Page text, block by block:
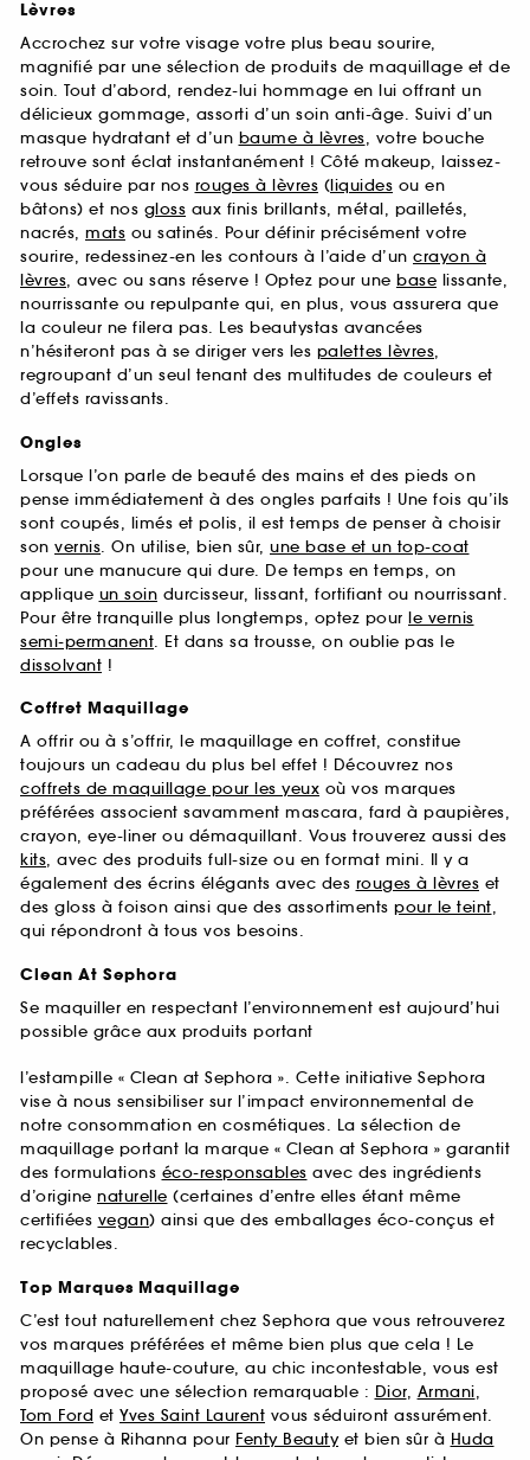
Lèvres
Accrochez sur votre visage votre plus beau sourire,
magnifié par une sélection de produits de maquillage et de
soin. Tout d’abord, rendez-lui hommage en lui offrant un
délicieux gommage, assorti d’un soin anti-âge. Suivi d’un
masque hydratant et d’un baume à lèvres, votre bouche
retrouve sont éclat instantanément ! Côté makeup, laissez-
vous séduire par nos rouges à lèvres (liquides ou en
bâtons) et nos gloss aux finis brillants, métal, pailletés,
nacrés, mats ou satinés. Pour définir précisément votre
sourire, redessinez-en les contours à l’aide d’un crayon à
lèvres, avec ou sans réserve ! Optez pour une base lissante,
nourrissante ou repulpante qui, en plus, vous assurera que
la couleur ne filera pas. Les beautystas avancées
n’hésiteront pas à se diriger vers les palettes lèvres,
regroupant d’un seul tenant des multitudes de couleurs et
d’effets ravissants.
Ongles
Lorsque l’on parle de beauté des mains et des pieds on
pense immédiatement à des ongles parfaits ! Une fois qu’ils
sont coupés, limés et polis, il est temps de penser à choisir
son vernis. On utilise, bien sûr, une base et un top-coat
pour une manucure qui dure. De temps en temps, on
applique un soin durcisseur, lissant, fortifiant ou nourrissant.
Pour être tranquille plus longtemps, optez pour le vernis
semi-permanent. Et dans sa trousse, on oublie pas le
dissolvant !
Coffret Maquillage
A offrir ou à s’offrir, le maquillage en coffret, constitue
toujours un cadeau du plus bel effet ! Découvrez nos
coffrets de maquillage pour les yeux où vos marques
préférées associent savamment mascara, fard à paupières,
crayon, eye-liner ou démaquillant. Vous trouverez aussi des
kits, avec des produits full-size ou en format mini. Il y a
également des écrins élégants avec des rouges à lèvres et
des gloss à foison ainsi que des assortiments pour le teint,
qui répondront à tous vos besoins.
Clean At Sephora
Se maquiller en respectant l’environnement est aujourd’hui
possible grâce aux produits portant
l’estampille « Clean at Sephora ». Cette initiative Sephora
vise à nous sensibiliser sur l’impact environnemental de
notre consommation en cosmétiques. La sélection de
maquillage portant la marque « Clean at Sephora » garantit
des formulations éco-responsables avec des ingrédients
d’origine naturelle (certaines d’entre elles étant même
certifiées vegan) ainsi que des emballages éco-conçus et
recyclables.
Top Marques Maquillage
C’est tout naturellement chez Sephora que vous retrouverez
vos marques préférées et même bien plus que cela ! Le
maquillage haute-couture, au chic incontestable, vous est
proposé avec une sélection remarquable : Dior, Armani,
Tom Ford et Yves Saint Laurent vous séduiront assurément.
On pense à Rihanna pour Fenty Beautyet bien sûr à Huda